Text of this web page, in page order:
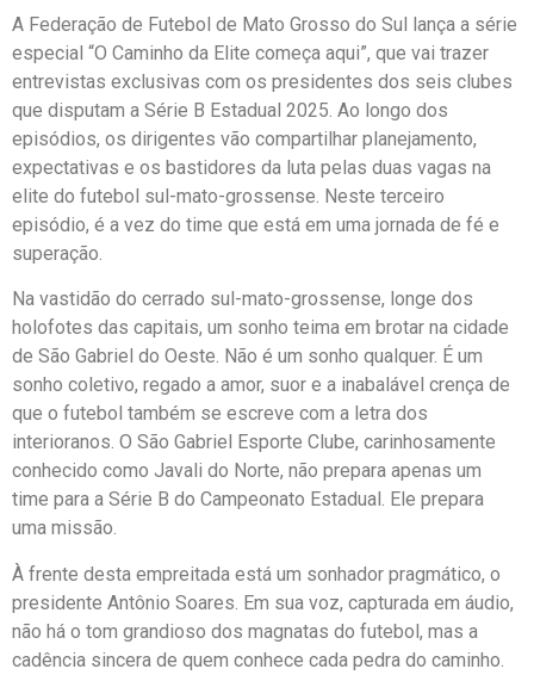
A Federação de Futebol de Mato Grosso do Sul lança a série
especial “O Caminho da Elite começa aqui”, que vai trazer
entrevistas exclusivas com os presidentes dos seis clubes
que disputam a Série B Estadual 2025. Ao longo dos
episódios, os dirigentes vão compartilhar planejamento,
expectativas e os bastidores da luta pelas duas vagas na
elite do futebol sul-mato-grossense. Neste terceiro
episódio, é a vez do time que está em uma jornada de fé e
superação.
Na vastidão do cerrado sul-mato-grossense, longe dos
holofotes das capitais, um sonho teima em brotar na cidade
de São Gabriel do Oeste. Não é um sonho qualquer. É um
sonho coletivo, regado a amor, suor e a inabalável crença de
que o futebol também se escreve com a letra dos
interioranos. O São Gabriel Esporte Clube, carinhosamente
conhecido como Javali do Norte, não prepara apenas um
time para a Série B do Campeonato Estadual. Ele prepara
uma missão.
À frente desta empreitada está um sonhador pragmático, o
presidente Antônio Soares. Em sua voz, capturada em áudio,
não há o tom grandioso dos magnatas do futebol, mas a
cadência sincera de quem conhece cada pedra do caminho.